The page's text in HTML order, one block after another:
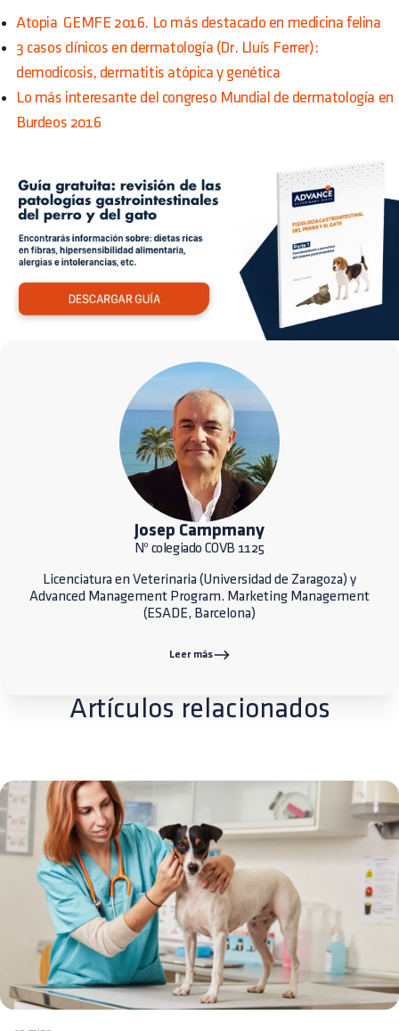
Atopia  GEMFE 2016. Lo más destacado en medicina felina
3 casos clínicos en dermatología (Dr. Lluís Ferrer):
demodicosis, dermatitis atópica y genética
Lo más interesante del congreso Mundial de dermatología en
Burdeos 2016
Josep Campmany
Nº colegiado COVB 1125
Licenciatura en Veterinaria (Universidad de Zaragoza) y
Advanced Management Program. Marketing Management
(ESADE, Barcelona)
Leer más
Artículos relacionados